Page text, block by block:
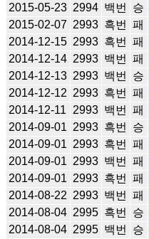
2015-05-23 2994 백번 승
2015-02-07 2993 흑번 패
2014-12-15 2993 흑번 패
2014-12-14 2993 백번 패
2014-12-13 2993 백번 승
2014-12-12 2993 흑번 패
2014-12-11
2993 백번 패
2014-09-01 2993 흑번 승
2014-09-01 2993 흑번 패
2014-09-01 2993 백번 패
2014-09-01 2993 흑번 패
2014-08-22 2993 백번 패
2014-08-04 2995 흑번 승
2014-08-04 2995 백번 승